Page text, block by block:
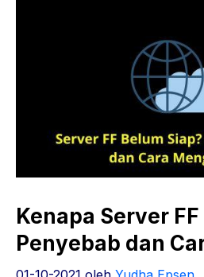
Kenapa Server
Penyebab dan